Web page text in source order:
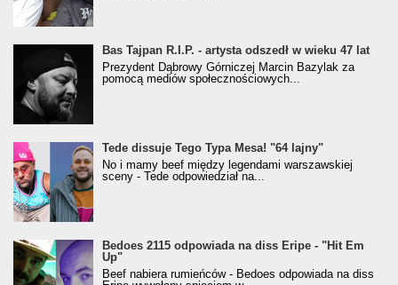
Bas Tajpan R.I.P. - artysta odszedł w wieku 47 lat
Prezydent Dąbrowy Górniczej Marcin Bazylak za
pomocą mediów społecznościowych...
Tede dissuje Tego Typa Mesa! "64 lajny"
No i mamy beef między legendami warszawskiej
sceny - Tede odpowiedział na...
Bedoes 2115 odpowiada na diss Eripe - "Hit Em
Up"
Beef nabiera rumieńców - Bedoes odpowiada na diss